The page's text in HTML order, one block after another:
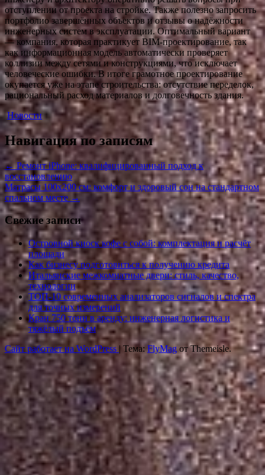
отступлении от проекта на стройке. Также полезно запросить
портфолио завершённых объектов и отзывы о надёжности
инженерных систем в эксплуатации. Оптимальный вариант
— компания, которая практикует BIM-проектирование, так
как информационная модель автоматически проверяет
коллизии между сетями и конструкциями, что исключает
человеческие ошибки. В итоге грамотное проектирование
окупается уже на этапе строительства: отсутствие переделок,
рациональный расход материалов и долговечность здания.
Новости
Навигация по записям
←Ремонт iPhone: квалифицированный подход к
восстановлению
Матрасы 100х200 см: комфорт и здоровый сон на стандартном
спальном месте →
Свежие записи
Островной киоск кофе с собой: комплектация и расчёт
площади
Как бизнесу подготовиться к получению кредита
Итальянские межкомнатные двери: стиль, качество,
технологии
ТОП-10 современных анализаторов сигналов и спектра
для точных измерений
Кран 750 тонн в аренду: инженерная логистика и
тяжёлый подъём
Сайт работает на WordPress | Тема: FlyMagот Themeisle.